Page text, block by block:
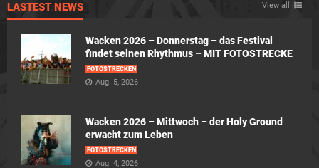
LASTEST NEWS View all
Wacken 2026 – Donnerstag – das Festival
findet seinen Rhythmus – MIT FOTOSTRECKE
FOTOSTRECKEN
Aug. 5, 2026
Wacken 2026 – Mittwoch – der Holy Ground
erwacht zum Leben
FOTOSTRECKEN
Aug. 4, 2026